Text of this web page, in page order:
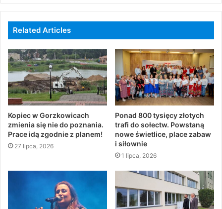
Related Articles
Kopiec w Gorzkowicach
zmienia się nie do poznania.
Prace idą zgodnie z planem!
27 lipca, 2026
Ponad 800 tysięcy złotych
trafi do sołectw. Powstaną
nowe świetlice, place zabaw
i siłownie
1 lipca, 2026